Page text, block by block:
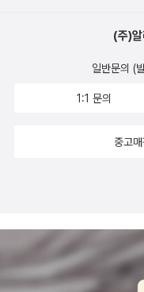
(주)
일반문의 (
1:1 문의
중고